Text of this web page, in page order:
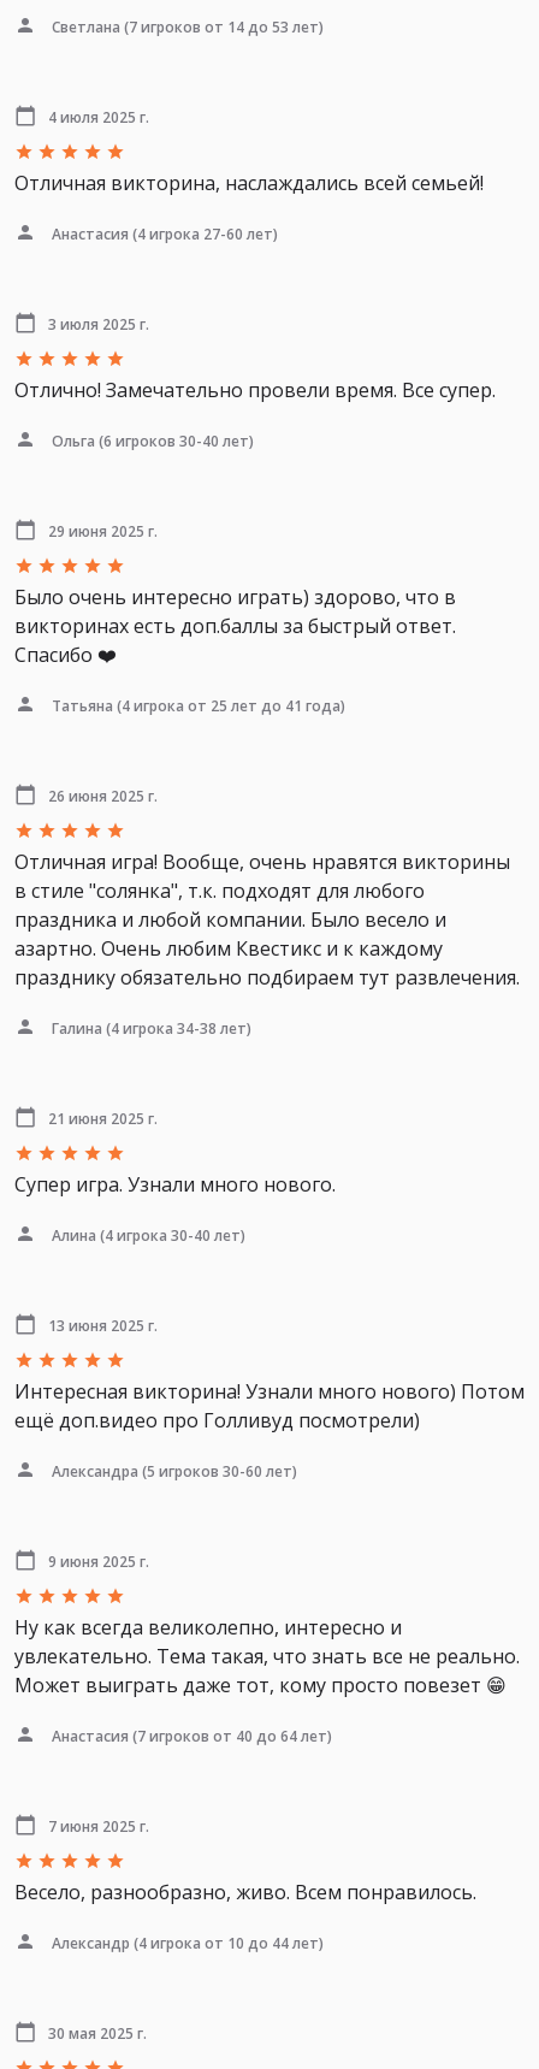
Светлана (7 игроков от 14 до 53 лет)
4 июля 2025 г.
Отличная викторина, наслаждались всей семьей!
Анастасия (4 игрока 27-60 лет)
3 июля 2025 г.
Отлично! Замечательно провели время. Все супер.
Ольга (6 игроков 30-40 лет)
29 июня 2025 г.
Было очень интересно играть) здорово, что в
викторинах есть доп.баллы за быстрый ответ.
Спасибо ❤️
Татьяна (4 игрока от 25 лет до 41 года)
26 июня 2025 г.
Отличная игра! Вообще, очень нравятся викторины
в стиле "солянка", т.к. подходят для любого
праздника и любой компании. Было весело и
азартно. Очень любим Квестикс и к каждому
празднику обязательно подбираем тут развлечения.
Галина (4 игрока 34-38 лет)
21 июня 2025 г.
Супер игра. Узнали много нового.
Алина (4 игрока 30-40 лет)
13 июня 2025 г.
Интересная викторина! Узнали много нового) Потом
ещё доп.видео про Голливуд посмотрели)
Александра (5 игроков 30-60 лет)
9 июня 2025 г.
Ну как всегда великолепно, интересно и
увлекательно. Тема такая, что знать все не реально.
Может выиграть даже тот, кому просто повезет 😁
Анастасия (7 игроков от 40 до 64 лет)
7 июня 2025 г.
Весело, разнообразно, живо. Всем понравилось.
Александр (4 игрока от 10 до 44 лет)
30 мая 2025 г.